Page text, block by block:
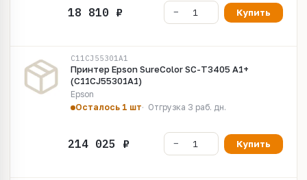
Купить
C11CJ55301A1
Принтер Epson SureColor SC-T3405 A1+
(C11CJ55301A1)
Epson
Осталось 1 шт
Отгрузка 3 раб. дн.
Купить